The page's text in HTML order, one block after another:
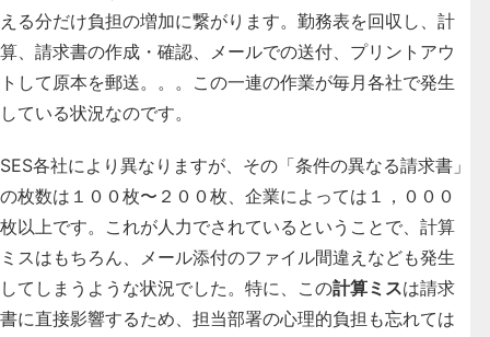
える分だけ負担の増加に繋がります。勤務表を回収し、計
算、請求書の作成・確認、メールでの送付、プリントアウ
トして原本を郵送。。。この一連の作業が毎月各社で発生
している状況なのです。
SES各社により異なりますが、その「条件の異なる請求書」
の枚数は１００枚〜２００枚、企業によっては１，０００
枚以上です。これが人力でされているということで、計算
ミスはもちろん、メール添付のファイル間違えなども発生
してしまうような状況でした。特に、この計算ミスは請求
書に直接影響するため、担当部署の心理的負担も忘れては